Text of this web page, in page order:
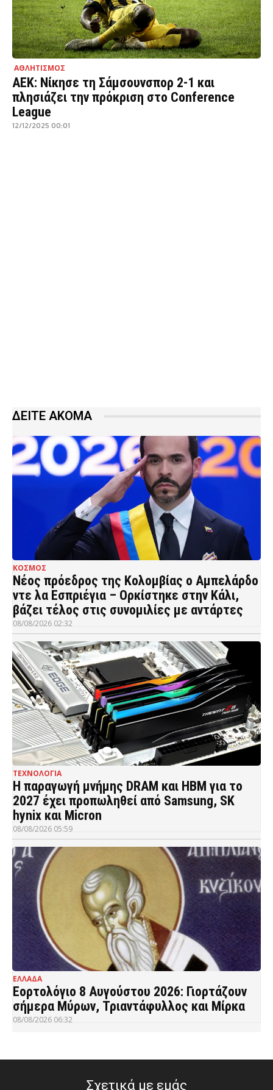
ΑΘΛΗΤΙΣΜΟΣ
ΑΕΚ: Νίκησε τη Σάμσουνσπορ 2-1 και
πλησιάζει την πρόκριση στο Conference
League
12/12/2025 00:01
ΔΕΙΤΕ ΑΚΟΜΑ
ΚΟΣΜΟΣ
Νέος πρόεδρος της Κολομβίας ο Αμπελάρδο
ντε λα Εσπριέγια – Ορκίστηκε στην Κάλι,
βάζει τέλος στις συνομιλίες με αντάρτες
08/08/2026 02:32
ΤΕΧΝΟΛΟΓΙΑ
Η παραγωγή μνήμης DRAM και HBM για το
2027 έχει προπωληθεί από Samsung, SK
hynix και Micron
08/08/2026 05:59
ΕΛΛΑΔΑ
Εορτολόγιο 8 Αυγούστου 2026: Γιορτάζουν
σήμερα Μύρων, Τριαντάφυλλος και Μίρκα
08/08/2026 06:32
Σχετικά με εμάς